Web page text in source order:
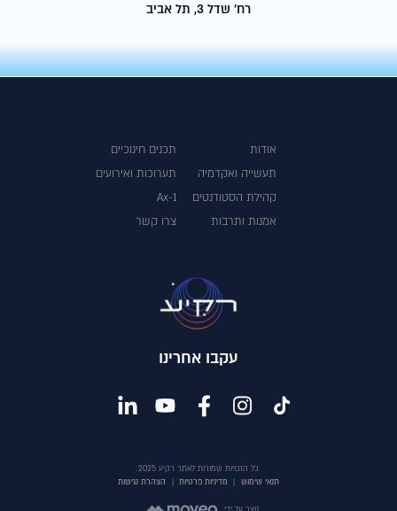
רח׳ שדל 3, תל אביב
אודות
תכנים חינוכיים
תעשייה ואקדמיה
תערוכות ואירועים
קהילת הסטודנטים
Ax-1
אמנות ותרבות
צרו קשר
עקבו אחרינו
כל הזכויות שמורות לאתר רקיע 2025.
תנאי שימוש | מדיניות פרטיות | הצהרת נגישות